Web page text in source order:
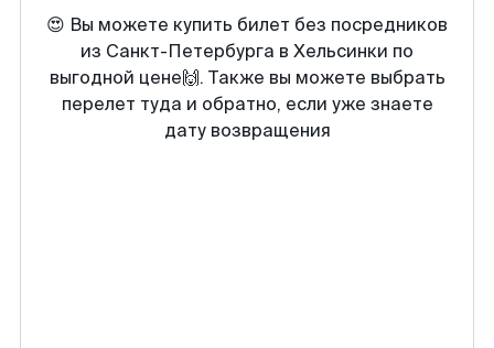
😍 Вы можете купить билет без посредников
из Санкт-Петербурга в Хельсинки по
выгодной цене🙌. Также вы можете выбрать
перелет туда и обратно, если уже знаете
дату возвращения